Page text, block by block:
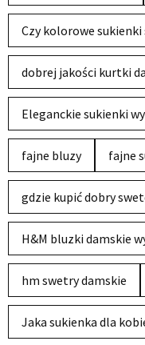
Czy kolorowe sukienki
dobrej jakości kurtki
Eleganckie sukienki
fajne bluzy fajne
gdzie kupić dobry
H&M bluzki damskie
hm swetry damskie
Jaka sukienka dla